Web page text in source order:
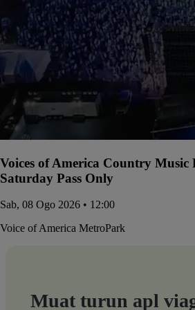
Voices of America Country
Saturday Pass Only
Sab, 08 Ogo 2026 • 12:00
Voice of America MetroPark
Muat turun apl